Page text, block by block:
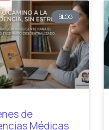
BLOG
de
Médicas